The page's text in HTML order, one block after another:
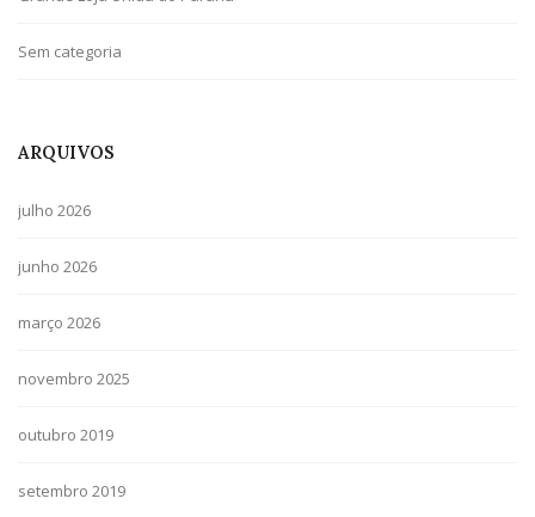
Sem categoria
ARQUIVOS
julho 2026
junho 2026
março 2026
novembro 2025
outubro 2019
setembro 2019